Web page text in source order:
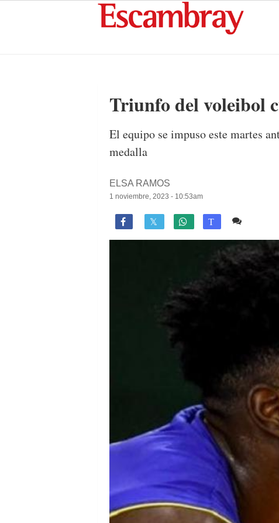
Triunfo del voleibol
El equipo se impuso este martes
medalla
ELSA RAMOS
1 noviembre, 2023 - 10:53am
 T